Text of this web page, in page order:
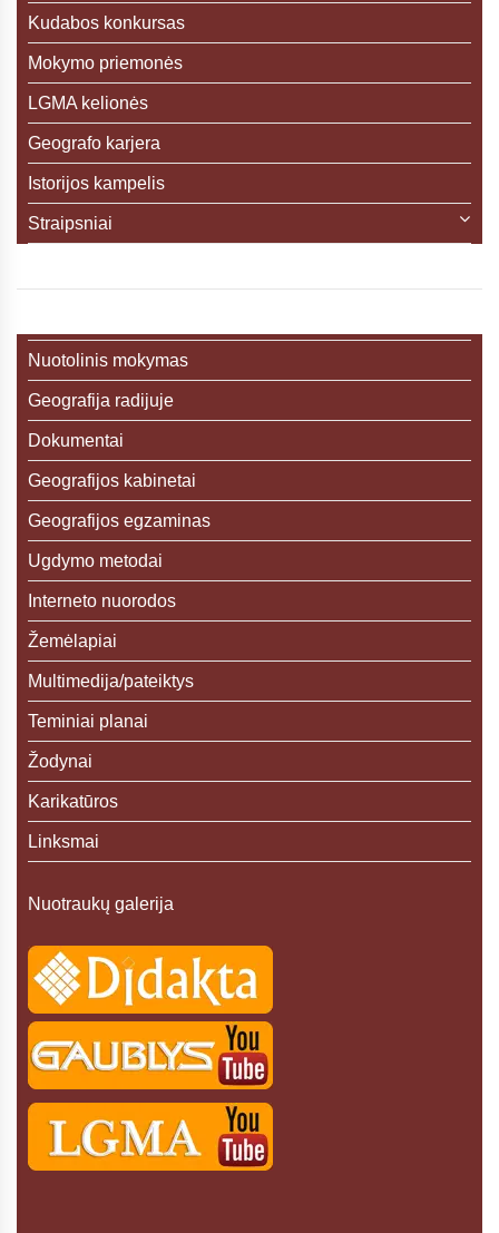
Kudabos konkursas
Mokymo priemonės
LGMA kelionės
Geografo karjera
Istorijos kampelis
Straipsniai
Nuotolinis mokymas
Geografija radijuje
Dokumentai
Geografijos kabinetai
Geografijos egzaminas
Ugdymo metodai
Interneto nuorodos
Žemėlapiai
Multimedija/pateiktys
Teminiai planai
Žodynai
Karikatūros
Linksmai
Nuotraukų galerija